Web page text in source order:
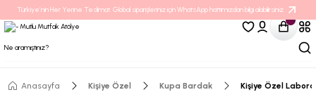
Türkiye’nin Her Yerine Teslimat. Global siparişleriniz için WhatsApp hattımızdan bilgi alabilirsiniz.
Anasayfa Kişiye Özel Kupa Bardak Kişiye Özel